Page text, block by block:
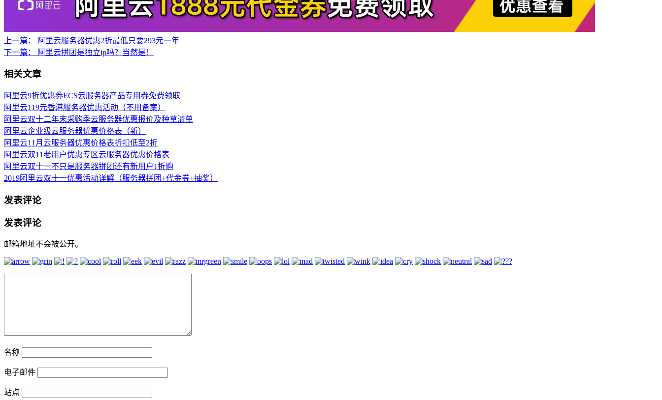
上一篇：
阿里云服务器优惠2折最低只要293元一年
下一篇：
阿里云拼团是独立ip吗？当然是！
相关文章
阿里云9折优惠券ECS云服务器产品专用券免费领取
阿里云119元香港服务器优惠活动（不用备案）
阿里云双十二年末采购季云服务器优惠报价及种草清单
阿里云企业级云服务器优惠价格表（新）
阿里云11月云服务器优惠价格表折扣低至2折
阿里云双11老用户优惠专区云服务器优惠价格表
阿里云双十一不只是服务器拼团还有新用户1折购
2019阿里云双十一优惠活动详解（服务器拼团+代金券+抽奖）
发表评论
发表评论
邮箱地址不会被公开。
名称
电子邮件
站点